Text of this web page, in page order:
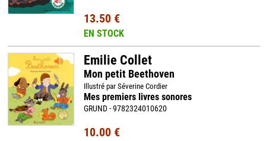
13.50 €
EN STOCK
Emilie Collet
Mon petit Beethoven
Illustré par Séverine Cordier
Mes premiers livres sonores
GRUND - 9782324010620
10.00 €